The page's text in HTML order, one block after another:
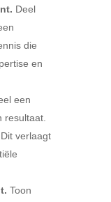
Deel
die
en
een
resultaat.
verlaagt
Toon